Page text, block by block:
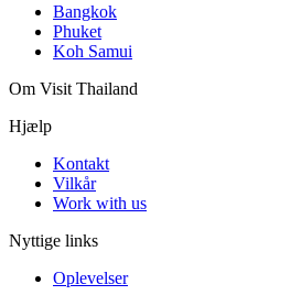
Bangkok
Phuket
Koh Samui
Om Visit Thailand
Hjælp
Kontakt
Vilkår
Work with us
Nyttige links
Oplevelser